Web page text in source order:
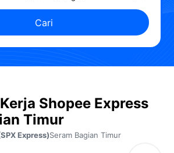
Cari
Shopee Express
Timur
Express)Seram Bagian Timur